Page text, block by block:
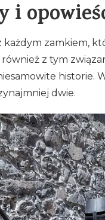
i
każdym zamkiem,
z tym
historie.
dwie.